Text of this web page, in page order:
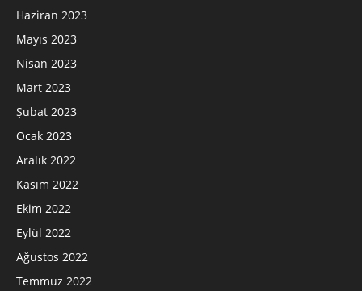
Haziran 2023
Mayıs 2023
Nisan 2023
Mart 2023
Şubat 2023
Ocak 2023
Aralık 2022
Kasım 2022
Ekim 2022
Eylül 2022
Ağustos 2022
Temmuz 2022